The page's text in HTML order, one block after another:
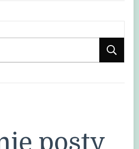
posty